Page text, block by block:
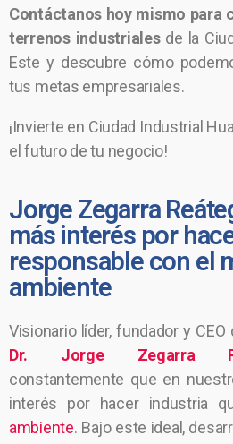
Contáctanos hoy mismo para
terrenos industrialesde la
Este y descubre cómo
tus metas empresariales.
¡Invierte en Ciudad Industrial
el futuro de tu negocio!
Jorge Zegarra
más interés por
responsable con el
ambiente
Visionario líder, fundador y CEO
Dr. Jorge Zegarra
constantemente que en
interés por hacer industria
ambiente. Bajo este ideal,